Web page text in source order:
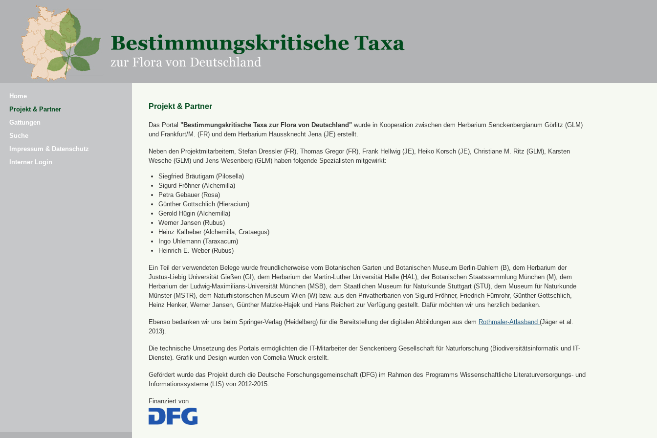
Home
Projekt & Partner
Gattungen
Suche
Impressum & Datenschutz
Interner Login
Projekt & Partner
Das Portal "Bestimmungskritische Taxa zur Flora von Deutschland" wurde in Kooperation zwischen dem Herbarium Senckenbergianum Görlitz (GLM)
und Frankfurt/M. (FR) und dem Herbarium Haussknecht Jena (JE) erstellt.
Neben den Projektmitarbeitern, Stefan Dressler (FR), Thomas Gregor (FR), Frank Hellwig (JE), Heiko Korsch (JE), Christiane M. Ritz (GLM), Karsten
Wesche (GLM) und Jens Wesenberg (GLM) haben folgende Spezialisten mitgewirkt:
Siegfried Bräutigam (Pilosella)
Sigurd Fröhner (Alchemilla)
Petra Gebauer (Rosa)
Günther Gottschlich (Hieracium)
Gerold Hügin (Alchemilla)
Werner Jansen (Rubus)
Heinz Kalheber (Alchemilla, Crataegus)
Ingo Uhlemann (Taraxacum)
Heinrich E. Weber (Rubus)
Ein Teil der verwendeten Belege wurde freundlicherweise vom Botanischen Garten und Botanischen Museum Berlin-Dahlem (B), dem Herbarium der
Justus-Liebig Universität Gießen (GI), dem Herbarium der Martin-Luther Universität Halle (HAL), der Botanischen Staatssammlung München (M), dem
Herbarium der Ludwig-Maximilians-Universität München (MSB), dem Staatlichen Museum für Naturkunde Stuttgart (STU), dem Museum für Naturkunde
Münster (MSTR), dem Naturhistorischen Museum Wien (W) bzw. aus den Privatherbarien von Sigurd Fröhner, Friedrich Fürnrohr, Günther Gottschlich,
Heinz Henker, Werner Jansen, Günther Matzke-Hajek und Hans Reichert zur Verfügung gestellt. Dafür möchten wir uns herzlich bedanken.
Ebenso bedanken wir uns beim Springer-Verlag (Heidelberg) für die Bereitstellung der digitalen Abbildungen aus dem Rothmaler-Atlasband (Jäger et al.
2013).
Die technische Umsetzung des Portals ermöglichten die IT-Mitarbeiter der Senckenberg Gesellschaft für Naturforschung (Biodiversitätsinformatik und IT-
Dienste). Grafik und Design wurden von Cornelia Wruck erstellt.
Gefördert wurde das Projekt durch die Deutsche Forschungsgemeinschaft (DFG) im Rahmen des Programms Wissenschaftliche Literaturversorgungs- und
Informationssysteme (LIS) von 2012-2015.
Finanziert von